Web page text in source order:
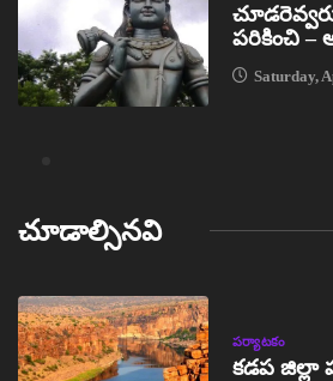
పరికించి –
Saturday,
చూడాల్సినవి
పర్యాటకం
కడప జిల్లా